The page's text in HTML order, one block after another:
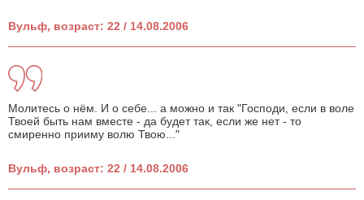
Вульф, возраст: 22 / 14.08.2006
Молитесь о нём. И о себе... а можно и так "Господи, если в воле
Твоей быть нам вместе - да будет так, если же нет - то
смиренно прииму волю Твою..."
Вульф, возраст: 22 / 14.08.2006